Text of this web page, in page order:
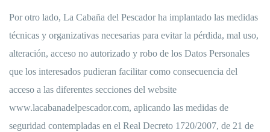
Por otro lado, La Cabaña del Pescador ha implantado las medidas
técnicas y organizativas necesarias para evitar la pérdida, mal uso,
alteración, acceso no autorizado y robo de los Datos Personales
que los interesados pudieran facilitar como consecuencia del
acceso a las diferentes secciones del website
www.lacabanadelpescador.com, aplicando las medidas de
seguridad contempladas en el Real Decreto 1720/2007, de 21 de